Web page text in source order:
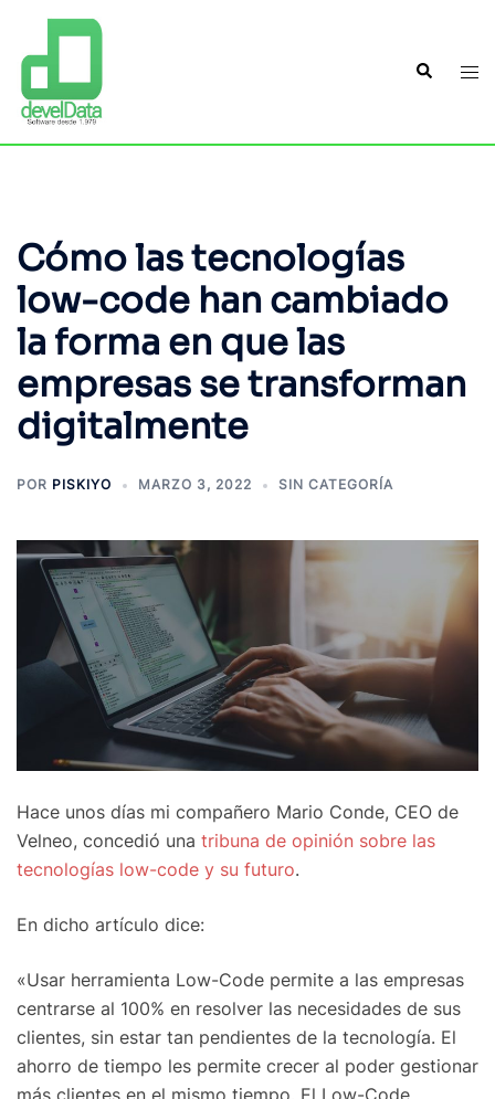
Cómo las tecnologías
low-code han cambiado
la forma en que las
empresas se transforman
digitalmente
POR PISKIYO MARZO 3, 2022 SIN CATEGORÍA
Hace unos días mi compañero Mario Conde, CEO de
Velneo, concedió una tribuna de opinión sobre las
tecnologías low-code y su futuro.
En dicho artículo dice:
«Usar herramienta Low-Code permite a las empresas
centrarse al 100% en resolver las necesidades de sus
clientes, sin estar tan pendientes de la tecnología. El
ahorro de tiempo les permite crecer al poder gestionar
más clientes en el mismo tiempo. El Low-Code